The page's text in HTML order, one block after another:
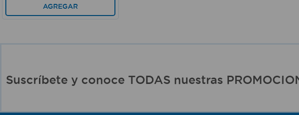
AGREGAR
Suscríbete y conoce TODAS nuestras